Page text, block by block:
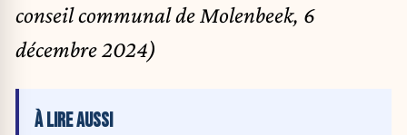
conseil communal de Molenbeek, 6
décembre 2024)
À LIRE AUSSI